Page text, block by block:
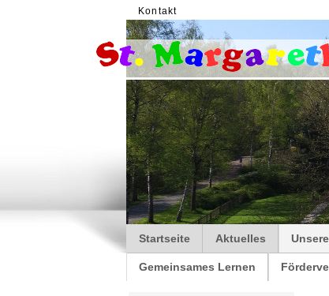
Kontakt
Startseite Aktuelles
Gemeinsames Lernen